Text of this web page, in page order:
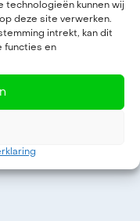
technologieën kunnen wij
deze site verwerken.
intrekt, kan dit
functies en